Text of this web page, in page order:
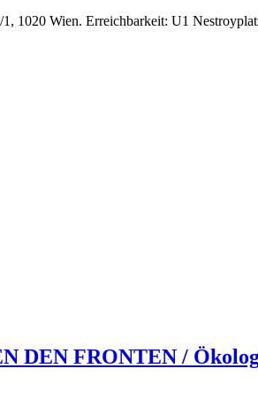
1020 Wien. Erreichbarkeit: U1
DEN FRONTEN /